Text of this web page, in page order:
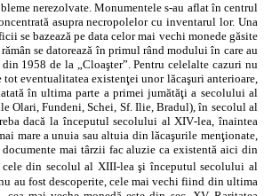
nerezolvate. Monumentele s‑au aflat în centrul
asupra necropolelor cu inventarul lor. Una
se bazează pe data celor mai vechi monede găsite
se datorează în primul rând modului în care au
1958 de la „Cloaşter”. Pentru celelalte cazuri nu
eventualitatea existenţei unor lăcaşuri anterioare,
în ultima parte a primei jumătăţi a secolului al
Olari, Fundeni, Schei, Sf. Ilie, Bradul), în secolul al
dacă la începutul secolului al XIV‑lea, înaintea
mare a unuia sau altuia din lăcaşurile menţionate,
mai târzii fac aluzie ca existentă aici din
cele din secolul al XIII‑lea şi începutul secolului al
au fost descoperite, cele mai vechi fiind din ultima